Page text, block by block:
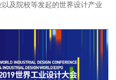
及院校等发起的世界设计产业